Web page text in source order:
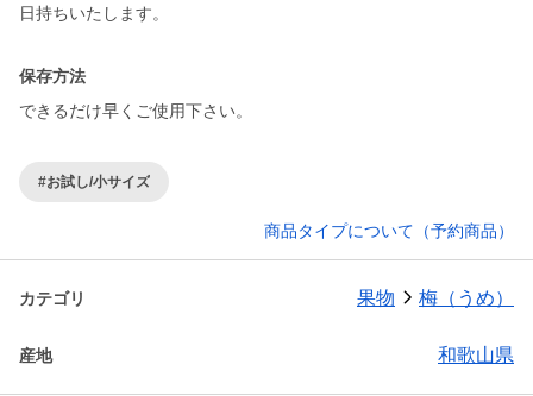
日持ちいたします。
保存方法
できるだけ早くご使用下さい。
#お試し/小サイズ
商品タイプについて（予約商品）
カテゴリ 果物 梅（うめ）
産地 和歌山県